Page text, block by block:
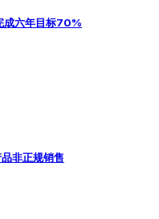
成六年目标70%
非正规销售